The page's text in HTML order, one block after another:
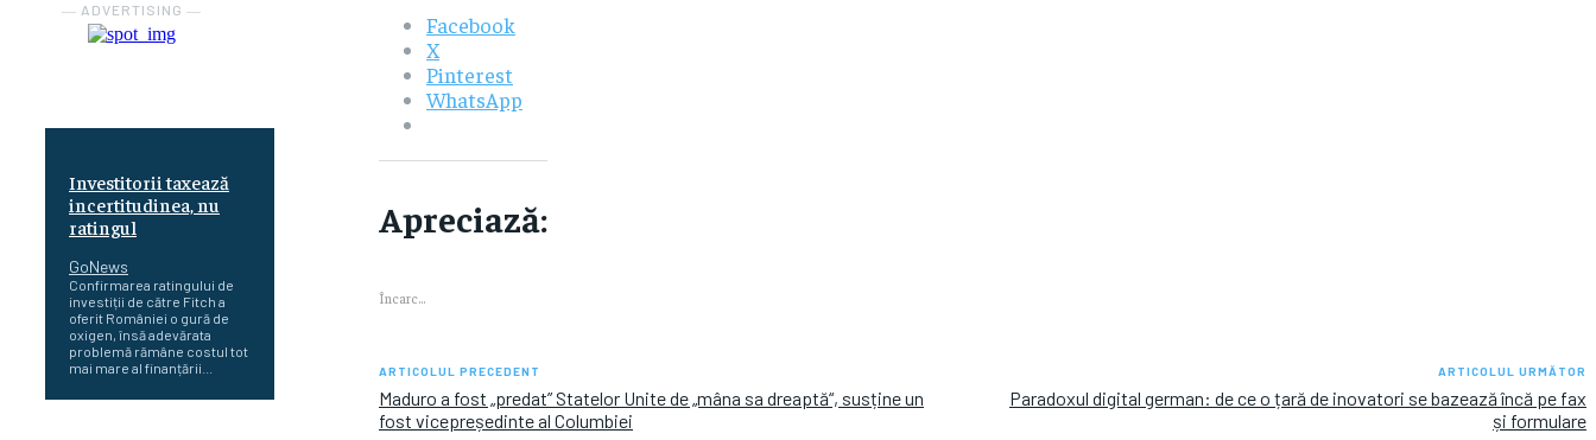
― ADVERTISING ―
Investitorii taxează
incertitudinea, nu
ratingul
GoNews
Confirmarea ratingului de
investiții de către Fitch a
oferit României o gură de
oxigen, însă adevărata
problemă rămâne costul tot
mai mare al finanțării...
Facebook
X
Pinterest
WhatsApp
Apreciază:
Încarc...
ARTICOLUL PRECEDENT
Maduro a fost „predat” Statelor Unite de „mâna sa dreaptă“, susține un
fost vicepreședinte al Columbiei
ARTICOLUL URMĂTOR
Paradoxul digital german: de ce o țară de inovatori se bazează încă pe fax
și formulare